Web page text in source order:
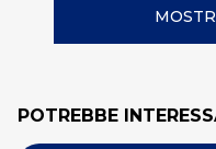
POTREBBE